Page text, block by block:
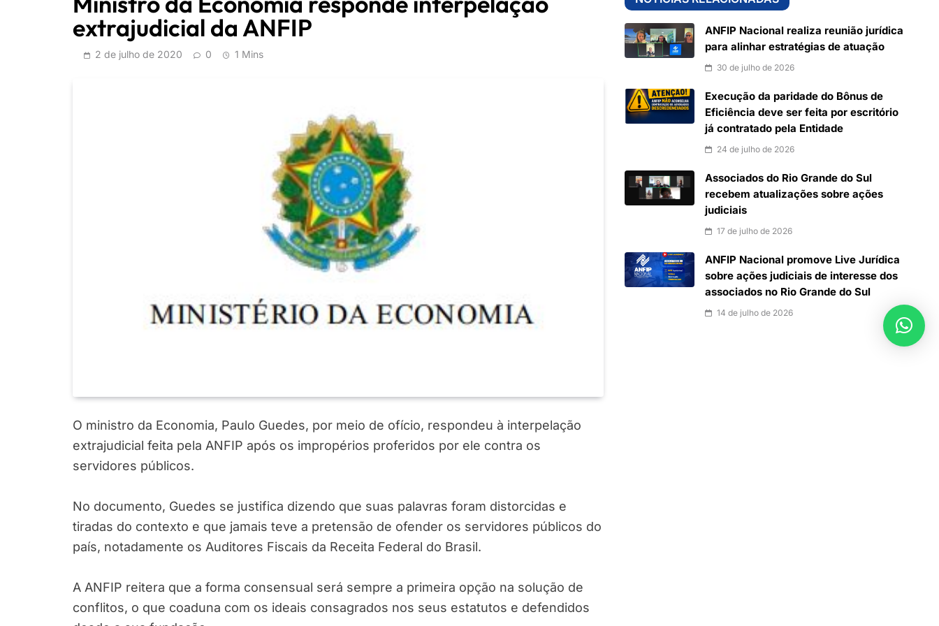
extrajudicial da ANFIP
2 de julho de 2020 0 1 Mins
O ministro da Economia, Paulo Guedes, por meio de ofício, respondeu à interpelação
extrajudicial feita pela ANFIP após os impropérios proferidos por ele contra os
servidores públicos.
No documento, Guedes se justifica dizendo que suas palavras foram distorcidas e
tiradas do contexto e que jamais teve a pretensão de ofender os servidores públicos do
país, notadamente os Auditores Fiscais da Receita Federal do Brasil.
A ANFIP reitera que a forma consensual será sempre a primeira opção na solução de
conflitos, o que coaduna com os ideais consagrados nos seus estatutos e defendidos
ANFIP Nacional realiza reunião jurídica
para alinhar estratégias de atuação
30 de julho de 2026
Execução da paridade do Bônus de
Eficiência deve ser feita por escritório
já contratado pela Entidade
24 de julho de 2026
Associados do Rio Grande do Sul
recebem atualizações sobre ações
judiciais
17 de julho de 2026
ANFIP Nacional promove Live Jurídica
sobre ações judiciais de interesse dos
associados no Rio Grande do Sul
14 de julho de 2026